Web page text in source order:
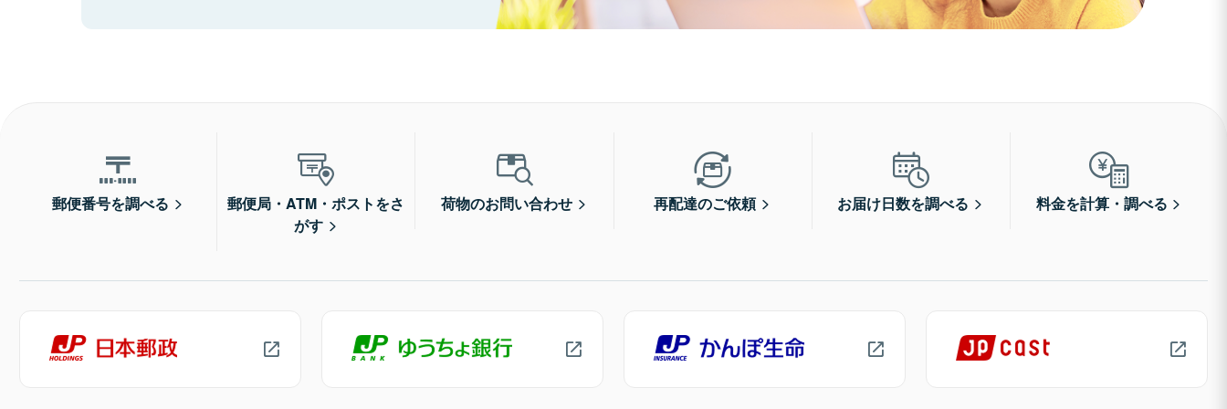
郵便番号を調べる
郵便局・ATM・ポストをさ
がす
荷物のお問い合わせ 再配達のご依頼 お届け日数を調べる 料金を計算・調べる